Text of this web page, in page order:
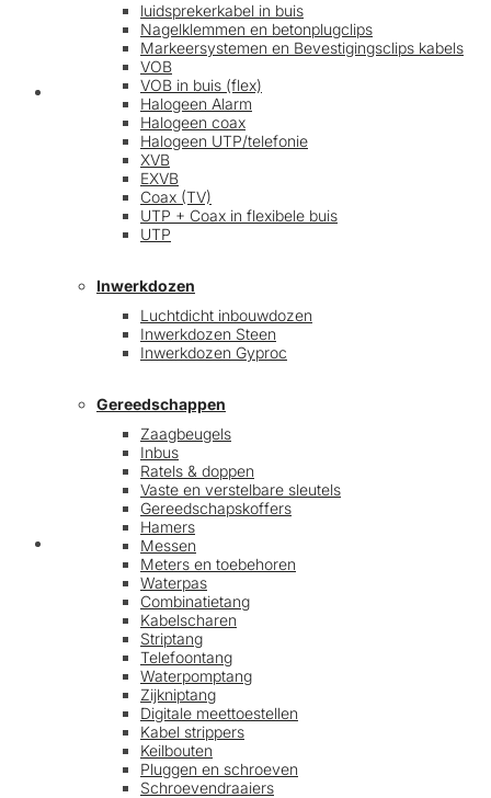
Mijn account
Afrekenen
luidsprekerkabel in buis
Nagelklemmen en betonplugclips
Markeersystemen en Bevestigingsclips kabels
VOB
VOB in buis (flex)
Halogeen Alarm
Halogeen coax
Halogeen UTP/telefonie
XVB
EXVB
Coax (TV)
UTP + Coax in flexibele buis
UTP
Inwerkdozen
Luchtdicht inbouwdozen
Inwerkdozen Steen
Inwerkdozen Gyproc
Gereedschappen
Zaagbeugels
Inbus
Ratels & doppen
Vaste en verstelbare sleutels
Gereedschapskoffers
Hamers
Messen
Meters en toebehoren
Waterpas
Combinatietang
Kabelscharen
Striptang
Telefoontang
Waterpomptang
Zijkniptang
Digitale meettoestellen
Kabel strippers
Keilbouten
Pluggen en schroeven
Schroevendraaiers